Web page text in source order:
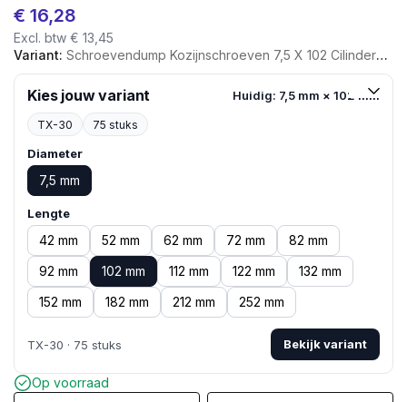
€ 16,28
Excl. btw € 13,45
Variant: Schroevendump Kozijnschroeven 7,5 X 102 Cilinderkop 75 Stuks TX-30
Kies jouw variant Huidig: 7,5 mm × 102 mm
TX-30 75 stuks
Diameter
7,5 mm
Lengte
42 mm 52 mm 62 mm 72 mm
82 mm
92 mm
102 mm 112 mm 122 mm
132 mm
152 mm
182 mm 212 mm 252 mm
TX-30 · 75 stuks Bekijk variant
Op voorraad